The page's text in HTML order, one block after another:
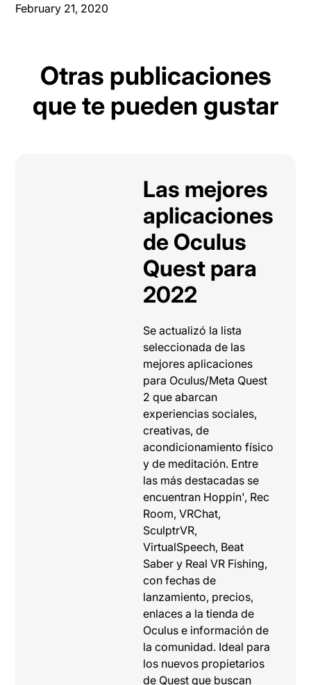
February 21, 2020
Otras publicaciones
que te pueden gustar
Las mejores
aplicaciones
de Oculus
Quest para
2022
Se actualizó la lista
seleccionada de las
mejores aplicaciones
para Oculus/Meta Quest
2 que abarcan
experiencias sociales,
creativas, de
acondicionamiento físico
y de meditación. Entre
las más destacadas se
encuentran Hoppin', Rec
Room, VRChat,
SculptrVR,
VirtualSpeech, Beat
Saber y Real VR Fishing,
con fechas de
lanzamiento, precios,
enlaces a la tienda de
Oculus e información de
la comunidad. Ideal para
los nuevos propietarios
de Quest que buscan